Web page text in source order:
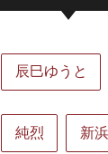
辰巳ゆうと
純烈 新